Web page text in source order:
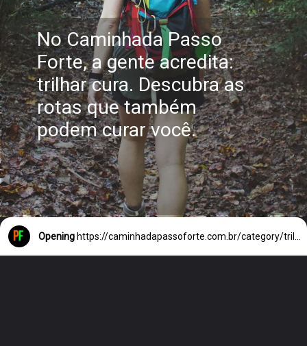
No Caminhada Passo
Forte, a gente acredita:
trilhar cura. Descubra as
rotas que também
podem curar você.
Opening https://caminhadapassoforte.com.br/category/trilhas/